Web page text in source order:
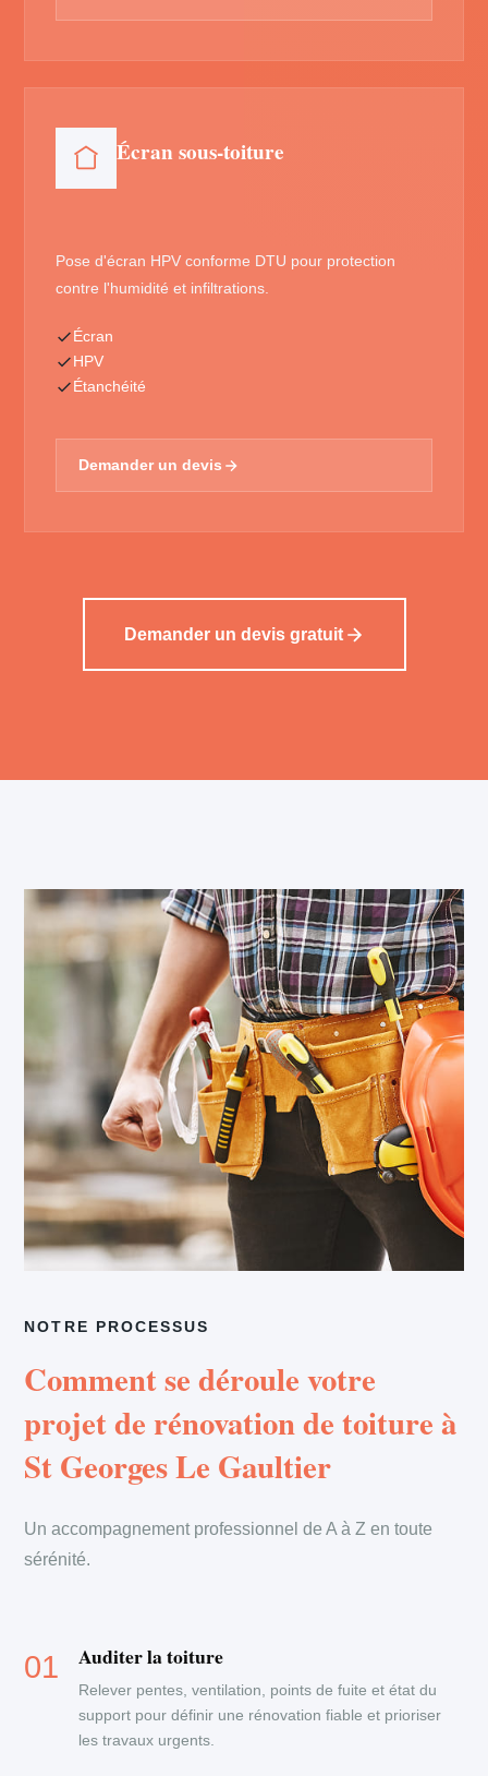
Écran sous-toiture
Pose d'écran HPV conforme DTU pour protection
contre l'humidité et infiltrations.
Écran
HPV
Étanchéité
Demander un devis
Demander un devis gratuit
NOTRE PROCESSUS
Comment se déroule votre
projet de rénovation de toiture à
St Georges Le Gaultier
Un accompagnement professionnel de A à Z en toute
sérénité.
Auditer la toiture
Relever pentes, ventilation, points de fuite et état du
support pour définir une rénovation fiable et prioriser
les travaux urgents.